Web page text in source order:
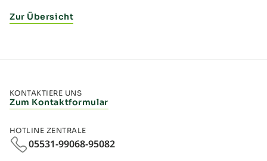
Zur Übersicht
KONTAKTIERE UNS
Zum Kontaktformular
HOTLINE ZENTRALE
05531-99068-95082